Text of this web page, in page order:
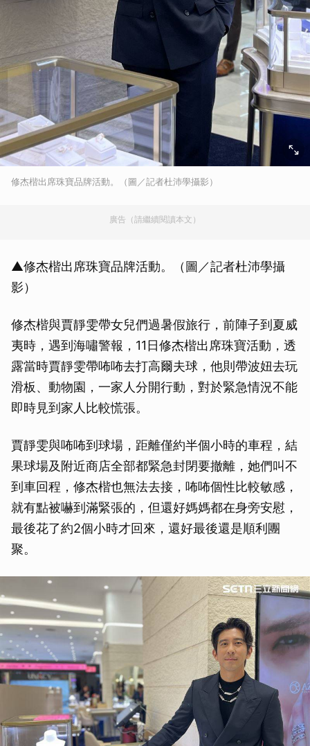
修杰楷出席珠寶品牌活動。（圖／記者杜沛學攝影）
廣告（請繼續閱讀本文）
▲修杰楷出席珠寶品牌活動。（圖／記者杜沛學攝
影）
修杰楷與賈靜雯帶女兒們過暑假旅行，前陣子到夏威
夷時，遇到海嘯警報，11日修杰楷出席珠寶活動，透
露當時賈靜雯帶咘咘去打高爾夫球，他則帶波妞去玩
滑板、動物園，一家人分開行動，對於緊急情況不能
即時見到家人比較慌張。
賈靜雯與咘咘到球場，距離僅約半個小時的車程，結
果球場及附近商店全部都緊急封閉要撤離，她們叫不
到車回程，修杰楷也無法去接，咘咘個性比較敏感，
就有點被嚇到滿緊張的，但還好媽媽都在身旁安慰，
最後花了約2個小時才回來，還好最後還是順利團
聚。